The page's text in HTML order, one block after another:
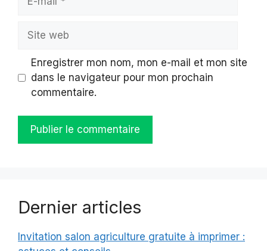
Site
Enregistrer mon nom, mon e-mail et mon site
dans le navigateur pour mon prochain
commentaire.
Dernier articles
Invitation salon agriculture gratuite à imprimer :